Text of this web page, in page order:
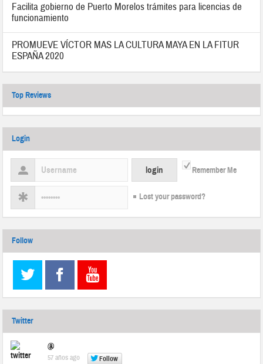
Facilita gobierno de Puerto Morelos trámites para licencias de
funcionamiento
PROMUEVE VÍCTOR MAS LA CULTURA MAYA EN LA FITUR
ESPAÑA 2020
Top Reviews
Login
Remember Me
Lost your password?
Follow
Twitter
@
57 años ago Follow